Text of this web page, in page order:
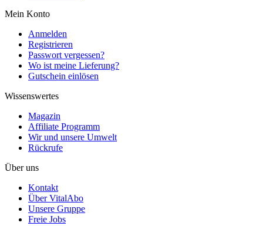
Mein Konto
Anmelden
Registrieren
Passwort vergessen?
Wo ist meine Lieferung?
Gutschein einlösen
Wissenswertes
Magazin
Affiliate Programm
Wir und unsere Umwelt
Rückrufe
Über uns
Kontakt
Über VitalAbo
Unsere Gruppe
Freie Jobs